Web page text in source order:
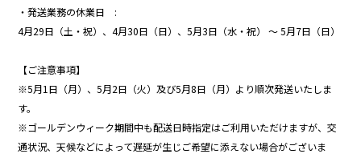
・発送業務の休業日 :
4月29日（土・祝）、4月30日（日）、5月3日（水・祝） 〜 5月7日（日）
【ご注意事項】
※5月1日（月）、5月2日（火）及び5月8日（月）より順次発送いたしま
す。
※ゴールデンウィーク期間中も配送日時指定はご利用いただけますが、交
通状況、天候などによって遅延が生じご希望に添えない場合がございま